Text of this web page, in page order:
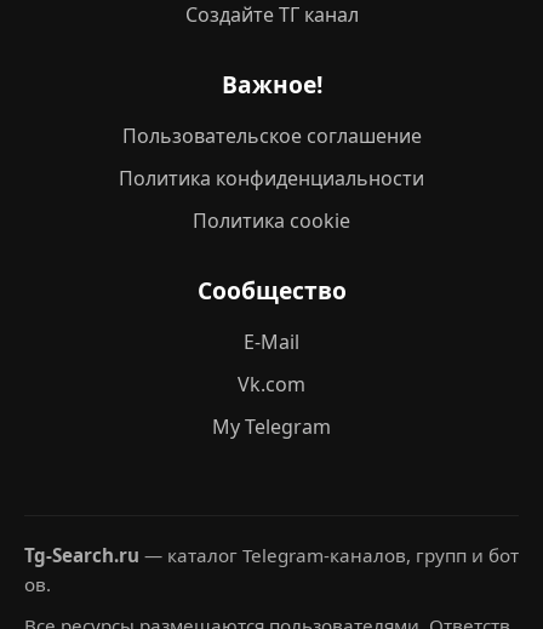
Создайте ТГ канал
Важное!
Пользовательское соглашение
Политика конфиденциальности
Политика cookie
Сообщество
E-Mail
Vk.com
My Telegram
Tg-Search.ru — каталог Telegram-каналов, групп и бот
ов.